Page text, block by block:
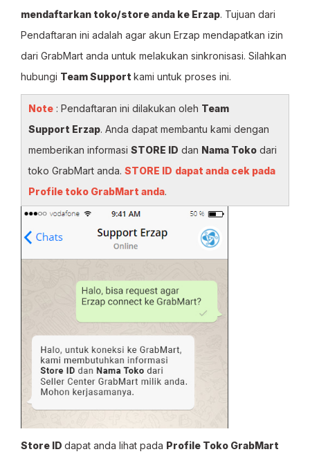
mendaftarkan toko/store anda ke Erzap. Tujuan dari
Pendaftaran ini adalah agar akun Erzap mendapatkan izin
dari GrabMart anda untuk melakukan sinkronisasi. Silahkan
hubungi Team Support kami untuk proses ini.
Note : Pendaftaran ini dilakukan oleh Team
Support Erzap. Anda dapat membantu kami dengan
memberikan informasi STORE ID dan Nama Toko dari
toko GrabMart anda. STORE ID dapat anda cek pada
Profile toko GrabMart anda.
Store ID dapat anda lihat pada Profile Toko GrabMart